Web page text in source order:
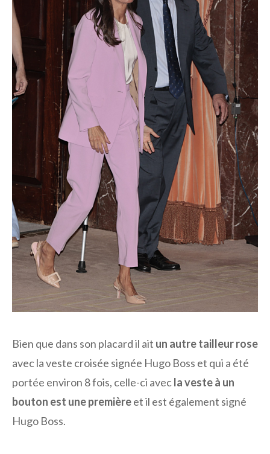
Bien que dans son placard il ait un autre tailleur rose
avec la veste croisée signée Hugo Boss et qui a été
portée environ 8 fois, celle-ci avecla veste à un
bouton est une premièreet il est également signé
Hugo Boss.